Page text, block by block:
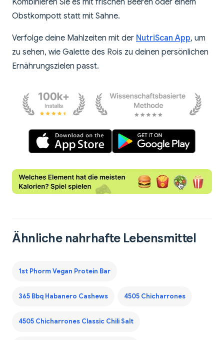
Kombinieren Sie es mit frischen Beeren oder einem
Obstkompott statt mit Sahne.
Verfolge deine Mahlzeiten mit der NutriScan App, um
zu sehen, wie Galette des Rois zu deinen persönlichen
Ernährungszielen passt.
Ähnliche nahrhafte Lebensmittel
1st Phorm Vegan Protein Bar
365 Bbq Habanero Cashews 4505 Chicharrones
4505 Chicharrones Classic Chili Salt